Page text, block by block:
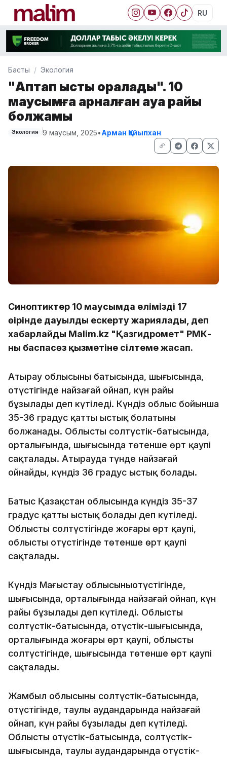
RU
Басты Экология
"Аптап ыстық оралады". 10
маусымға арналған ауа райы
болжамы
Экология 9 маусым, 2025•Арман Қайыпхан
Синоптиктер 10 маусымда еліміздің 17
өңірінде дауылды ескерту жариялады, деп
хабарлайды Malim.kz "Қазгидромет" РМК-
ның баспасөз қызметіне сілтеме жасап.
Атырау облысының батысында, шығысында,
оңтүстігінде найзағай ойнап, күн райы
бұзылады деп күтіледі. Күндіз облыс бойынша
35-36 градус қатты ыстық болатыны
болжанады. Облыстың солтүстік-батысында,
орталығында, шығысында төтенше өрт қаупі
сақталады. Атырауда түнде найзағай
ойнайды, күндіз 36 градус ыстық болады.
Батыс Қазақстан облысында күндіз 35-37
градус қатты ыстық болады деп күтіледі.
Облыстың солтүстігінде жоғары өрт қаупі,
облыстың оңтүстігінде төтенше өрт қаупі
сақталады.
Күндіз Маңғыстау облысыныңоңтүстігінде,
шығысында, орталығында найзағай ойнап, күн
райы бұзылады деп күтіледі. Облыстың
солтүстік-батысында, оңтүстік-шығысында,
орталығында жоғары өрт қаупі, облыстың
солтүстігінде, шығысында төтенше өрт қаупі
сақталады.
Жамбыл облысының солтүстік-батысында,
оңтүстігінде, таулы аудандарында найзағай
ойнап, күн райы бұзылады деп күтіледі.
Облыстың оңтүстік-батысында, солтүстік-
шығысында, таулы аудандарында оңтүстік-